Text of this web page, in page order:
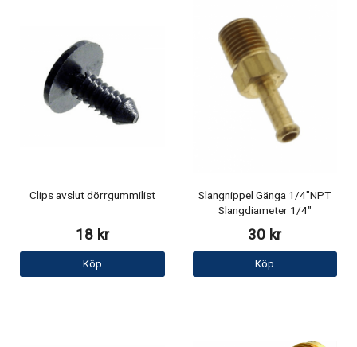
Clips avslut dörrgummilist
18 kr
Köp
Slangnippel Gänga 1/4"NPT
Slangdiameter 1/4"
30 kr
Köp